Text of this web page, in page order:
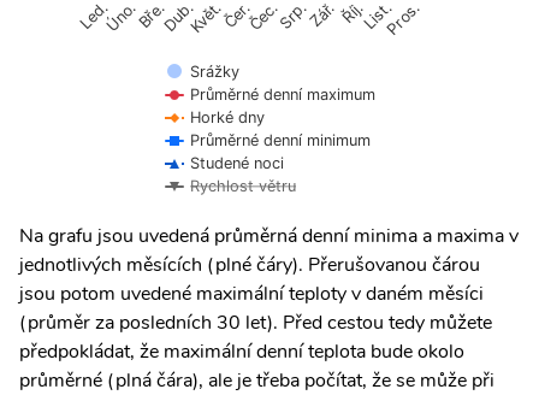
Srážky
Průměrné denní maximum
Horké dny
Průměrné denní minimum
Studené noci
Rychlost větru
Led.Úno.Bře.Dub.Květ.Čer.Čec.Srp.Zář. Říj.List.Pros.
Na grafu jsou uvedená průměrná denní minima a maxima v
jednotlivých měsících (plné čáry). Přerušovanou čárou
jsou potom uvedené maximální teploty v daném měsíci
(průměr za posledních 30 let). Před cestou tedy můžete
předpokládat, že maximální denní teplota bude okolo
průměrné (plná čára), ale je třeba počítat, že se může při